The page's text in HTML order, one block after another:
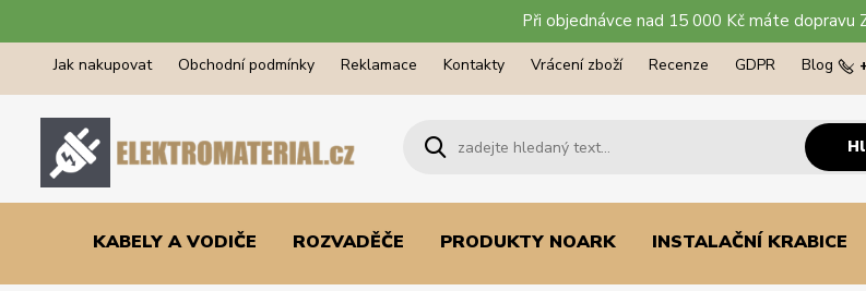
Při objednávce nad 15 000 Kč máte dopravu
Jak nakupovat Obchodní podmínky Reklamace Kontakty Vrácení zboží Recenze GDPR Blog
KABELY A VODIČE ROZVADĚČE PRODUKTY NOARK INSTALAČNÍ KRABICE